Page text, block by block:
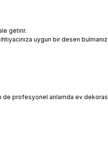
getirir.
uygun bir desen
profesyonel anlamda ev